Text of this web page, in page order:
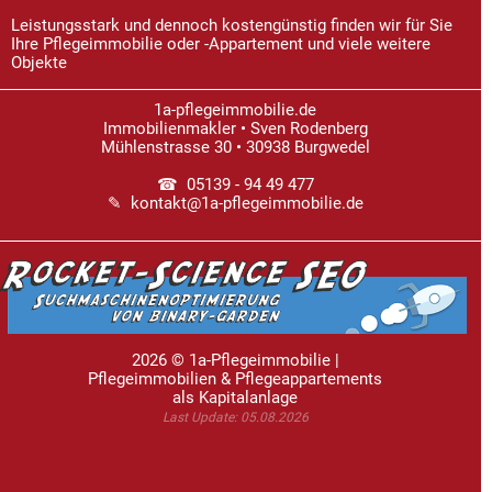
Leistungsstark und dennoch kostengünstig finden wir für Sie
Ihre Pflegeimmobilie oder -Appartement und viele weitere
Objekte
1a-pflegeimmobilie.de
Immobilienmakler • Sven Rodenberg
Mühlenstrasse 30 • 30938 Burgwedel
☎ 05139 - 94 49 477
✎ kontakt@1a-pflegeimmobilie.de
2026 © 1a-Pflegeimmobilie |
Pflegeimmobilien & Pflegeappartements
als Kapitalanlage
Last Update: 05.08.2026